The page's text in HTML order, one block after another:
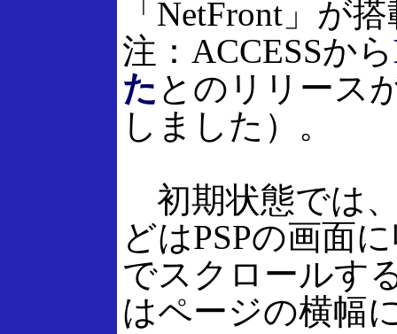
「NetFront」が
注：ACCESSから
た とのリリース
しました）。
初期状態では
どはPSPの画面
でスクロールす
はページの横幅